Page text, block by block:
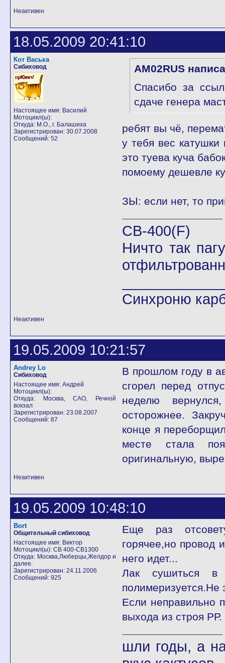
Неактивен
18.05.2009 20:41:10
Кот Васька
Сибиховод
Настоящее имя: Василий
Мотоцикл(ы):
Откуда: М.О., г. Балашиха
Зарегистрирован: 30.07.2008
Сообщений: 52
AM02RUS
Спасибо за
сдаче генера
ребят вы чё,
у тебя вес катушки
это туева куча
помоему дешевле
ЗЫ: если нет, то
CB-400(F)
Ничто так
Синхроню
Неактивен
19.05.2009 10:21:57
Andrey Lo
Сибиховод
Настоящее имя: Андрей
Мотоцикл(ы):
Откуда: Москва, САО, Речной
вокзал
Зарегистрирован: 23.08.2007
Сообщений: 87
В прошлом году в
сгорел перед
неделю
осторожнее.
конце я
месте стала
оригинальную,
Неактивен
19.05.2009 10:48:10
Bort
Общительный сибиховод
Настоящее имя: Виктор
Мотоцикл(ы): CB 400-СВ1300
Откуда: Москва,Люберцы,Желдор и
далее.
Зарегистрирован: 24.11.2006
Сообщений: 925
Еще раз
горячее,но провод
него идет...
Лак сушиться в
полимеризуется.Не
Если неправильно
выхода из строя РР.
шли годы, а